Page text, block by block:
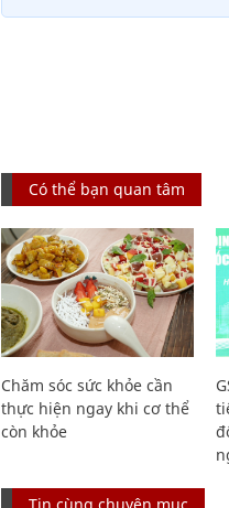
Có thể bạn quan tâm
Chăm sóc sức khỏe cần
thực hiện ngay khi cơ thể
còn khỏe
Tin cùng chuyên mục